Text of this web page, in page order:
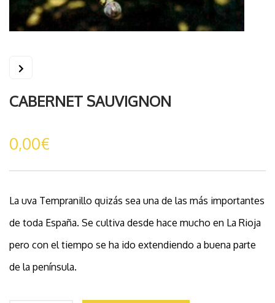
CABERNET SAUVIGNON
0,00€
La uva Tempranillo quizás sea una de las más importantes
de toda España. Se cultiva desde hace mucho en La Rioja
pero con el tiempo se ha ido extendiendo a buena parte
de la península.